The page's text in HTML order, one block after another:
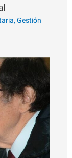
,Gestión